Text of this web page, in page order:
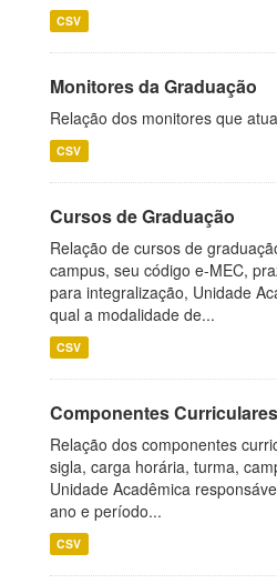
CSV
Monitores da Graduação
Relação dos monitores que
CSV
Cursos de Graduação
Relação de cursos de
campus, seu código e-MEC,
para integralização, Unidade
qual a modalidade de...
CSV
Componentes Curriculares
Relação dos componentes
sigla, carga horária, turma,
Unidade Acadêmica
ano e período...
CSV